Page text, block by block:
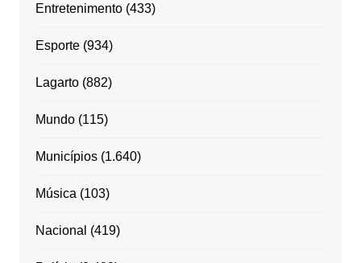
Entretenimento(433)
Esporte(934)
Lagarto(882)
Mundo(115)
Municípios(1.640)
Música (103)
Nacional (419)